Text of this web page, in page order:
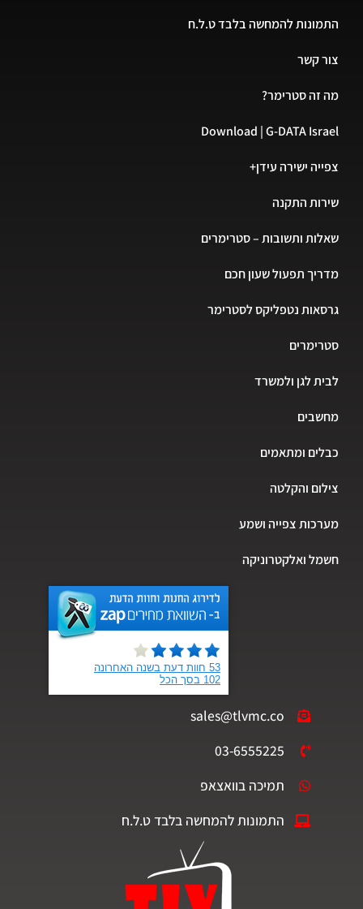
התמונות להמחשה בלבד ט.ל.ח
צור קשר
מה זה סטרימר?
Download | G-DATA Israel
צפייה ישירה עידן+
שירות התקנה
שאלות ותשובות – סטרימרים
מדריך תפעול שעון חכם
גרסאות נטפליקס לסטרימר
סטרימרים
לבית לגן ולמשרד
מחשבים
כבלים ומתאמים
צילום והקלטה
מערכות צפייה ושמע
חשמל ואלקטרוניקה
sales@tlvmc.co
03-6555225
תמיכה בוואצאפ
התמונות להמחשה בלבד ט.ל.ח